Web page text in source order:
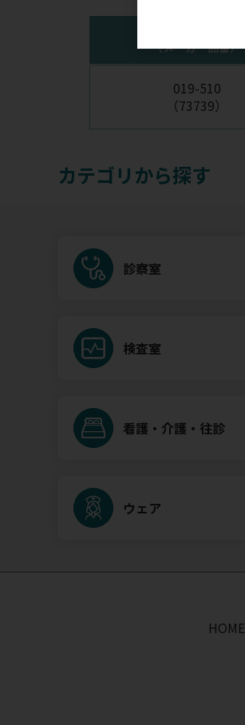
（メーカー品番）
019-510
（73739）
カテゴリから探す
診察室
検査室
看護・介護・往診
ウェア
HOME